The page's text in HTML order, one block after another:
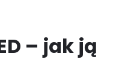
– jak ją